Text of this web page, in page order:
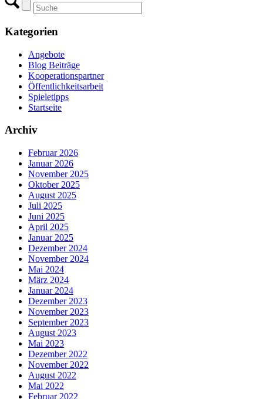
Kategorien
Angebote
Blog Beiträge
Kooperationspartner
Öffentlichkeitsarbeit
Spieletipps
Startseite
Archiv
Februar 2026
Januar 2026
November 2025
Oktober 2025
August 2025
Juli 2025
Juni 2025
April 2025
Januar 2025
Dezember 2024
November 2024
Mai 2024
März 2024
Januar 2024
Dezember 2023
November 2023
September 2023
August 2023
Mai 2023
Dezember 2022
November 2022
August 2022
Mai 2022
Februar 2022